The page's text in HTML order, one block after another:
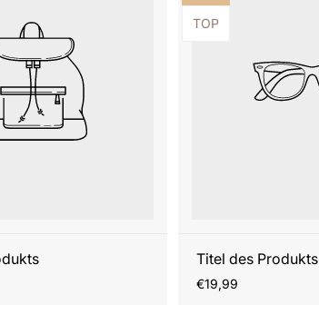
Produktbezeichnung:
TOP
Titel des Produkts
Regulärer
€19,99